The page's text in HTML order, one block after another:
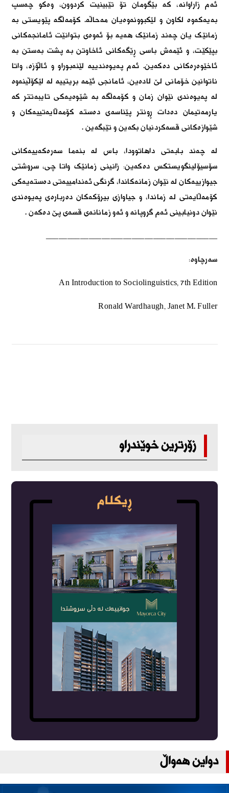
ئەم زاراوانە، کە بێگومان تۆ تێبینیت کردوون، وەکو چەسپ
بەیەکەوە لکاون و لێکبوونەوەیان مەحاڵە. کۆمەڵگە پێویستی بە
زمانێک یان چەند زمانێک هەیە بۆ ئەوەی بتوانێت ئامانجەکانی
بپێکێت، و ئێمەش باسی ڕێگەکانی ئاخاوتن بە پشت بەستن بە
ئاخێوەرەکانی دەکەین. ئەم پەیوەندییە لێنەبوراو و ئاڵۆزە، واتا
ناتوانین خۆمانی لێ لادەین، ئامانجی ئێمە بریتییە لە لێکۆڵینەوە
لە پەیوەندی نێوان زمان و کۆمەڵگە بە شێوەیەکی تایبەتتر کە
یارمەتیمان دەدات ڕونتر پێناسەی دەستە کۆمەڵایەتییەکان و
شێوازەکانی قسەکردنیان بکەین و تێبگەین.
لە چەند بابەتی داهاتوودا، باس لە بنەما سەرەکەییەکانی
سۆسیۆلینگویستکس دەکەین: زانینی زمانێک واتا چی، سروشتی
جیوازییەکان لە نێوان زمانەکاندا، گرنگی ئەندامییەتی دەستەیەکی
کۆمەڵایەتی لە زماندا، و جیاوازی بیرۆکەکان دەربارەی پەیوەندی
نێوان دونیابینی ئەم گروپانە و ئەو زمانانەی قسەی پێ دەکەن.
________________________________________
سەرچاوە:
An Introduction to Sociolinguistics, 7th Edition
Ronald Wardhaugh, Janet M. Fuller
زۆرترین خوێندراو
ڕیکلام
دواین هەواڵ